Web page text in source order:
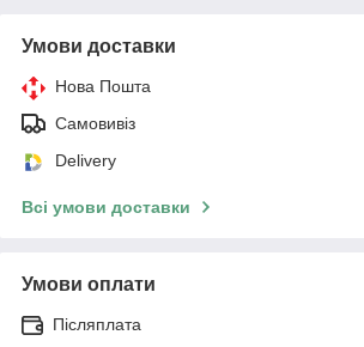
Умови доставки
Нова Пошта
Самовивіз
Delivery
Всі умови доставки
Умови оплати
Післяплата